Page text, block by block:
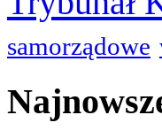
samorządowe